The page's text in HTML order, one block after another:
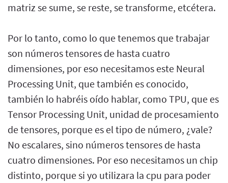
matriz se sume, se reste, se transforme, etcétera.
Por lo tanto, como lo que tenemos que trabajar
son números tensores de hasta cuatro
dimensiones, por eso necesitamos este Neural
Processing Unit, que también es conocido,
también lo habréis oído hablar, como TPU, que es
Tensor Processing Unit, unidad de procesamiento
de tensores, porque es el tipo de número, ¿vale?
No escalares, sino números tensores de hasta
cuatro dimensiones. Por eso necesitamos un chip
distinto, porque si yo utilizara la cpu para poder